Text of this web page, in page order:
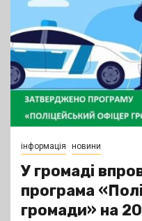
інформація новини
У громаді
програма
громади» на